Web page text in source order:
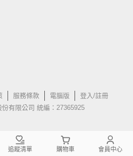
服務條款 電腦版
登入/註冊
有限公司 統編：27365925
追蹤清單 購物車 會員中心